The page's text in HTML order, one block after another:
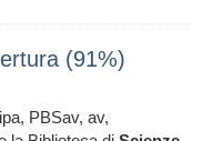
(91%)
PBSav, av,